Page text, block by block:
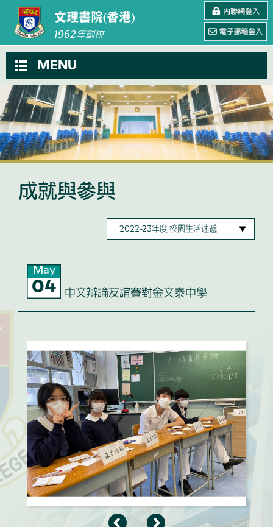
文理書院(香港)
1962年創校
MENU
成就與參與
May
04 中文辯論友誼賽對金文泰中學